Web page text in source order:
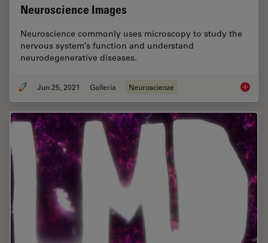
Neuroscience Images
Neuroscience commonly uses microscopy to study the
nervous system’s function and understand
neurodegenerative diseases.
Jun 25, 2021 Galleria Neuroscienze